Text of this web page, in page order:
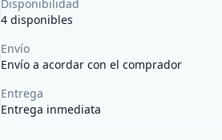
Disponibilidad
4 disponibles
Envío
Envío a acordar con el comprador
Entrega
Entrega inmediata